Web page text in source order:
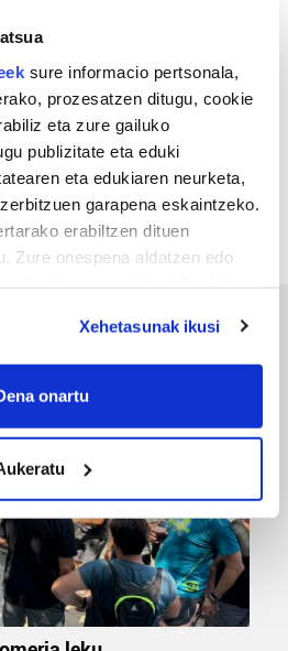
sure informacio pertsonala,
prozesatzen ditugu, cookie
eta zure gailuko
publizitate eta eduki
eta edukiaren neurketa,
garapena eskaintzeko.
erabiltzen dituen
Zure onespena aldatzen edo
like to:
about your geographical
by actively scanning it for
(fingerprinting)
your personal data is processed
in thedetails section.
zure datu pertsonalak
Xehetasunak ikusi
onartu
gehienetan, jendeak
hitz egin du»